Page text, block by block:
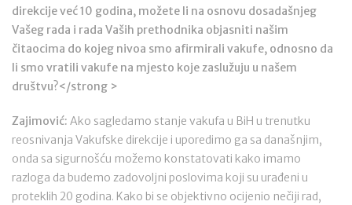
direkcije već 10 godina, možete li na osnovu dosadašnjeg
Vašeg rada i rada Vaših prethodnika objasniti našim
čitaocima do kojeg nivoa smo afirmirali vakufe, odnosno da
li smo vratili vakufe na mjesto koje zaslužuju u našem
društvu?</strong >
Zajimović: Ako sagledamo stanje vakufa u BiH u trenutku
reosnivanja Vakufske direkcije i uporedimo ga sa današnjim,
onda sa sigurnošću možemo konstatovati kako imamo
razloga da budemo zadovoljni poslovima koji su urađeni u
proteklih 20 godina. Kako bi se objektivno ocijenio nečiji rad,